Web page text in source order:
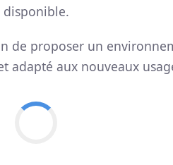
disponible.
de proposer un
adapté aux nouveaux